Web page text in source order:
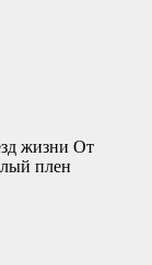
жизни От
плен